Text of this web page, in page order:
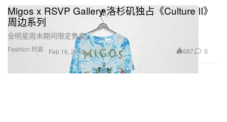
Fashion 时装
Migos x RSVP Gallery 洛杉矶独占《Culture II》
周边系列
全明星周末期间限定售卖。
Feb 16, 2018 687 0